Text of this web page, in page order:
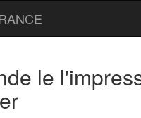
le